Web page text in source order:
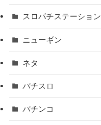
スロパチステーション
ニューギン
ネタ
パチスロ
パチンコ